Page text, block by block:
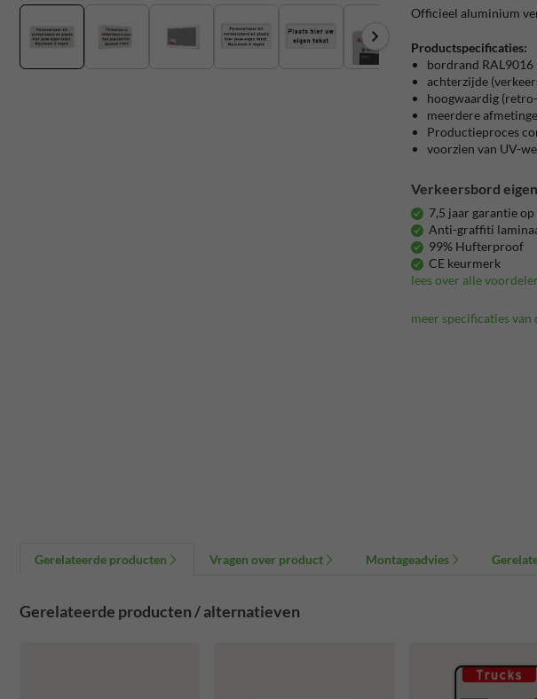
Officieel aluminium
Productspecificaties:
bordrand RAL9016
achterzijde
hoogwaardig
meerdere
Productieproces
voorzien van UV-
Verkeersbord
7,5 jaar garantie
Anti-graffiti
99% Hufterproof
CE keurmerk
lees over alle
meer specificaties
Gerelateerde producten Vragen over product Montageadvies
Gerelateerde producten / alternatieven